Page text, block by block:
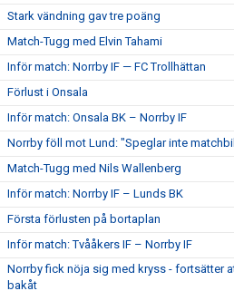
Stark vändning gav tre poäng
Match-Tugg med Elvin Tahami
Inför match: Norrby IF — FC Trollhättan
Förlust i Onsala
Inför match: Onsala BK – Norrby IF
Norrby föll mot Lund: "Speglar inte
Match-Tugg med Nils Wallenberg
Inför match: Norrby IF – Lunds BK
Första förlusten på bortaplan
Inför match: Tvååkers IF – Norrby IF
Norrby fick nöja sig med kryss - fortsätter
bakåt